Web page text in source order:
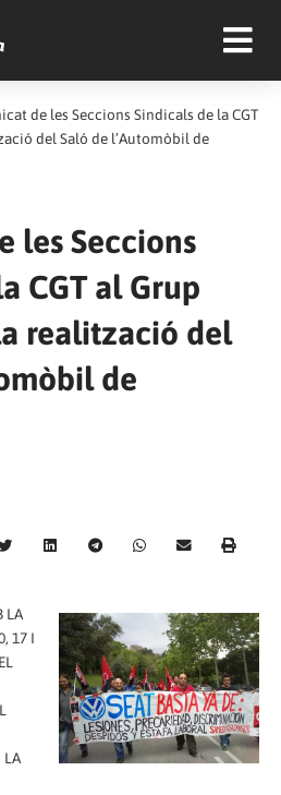
de les Seccions Sindicals de la CGT
del Saló de l’Automòbil de
les Seccions
CGT al Grup
realització del
de
LA
17 I
LA